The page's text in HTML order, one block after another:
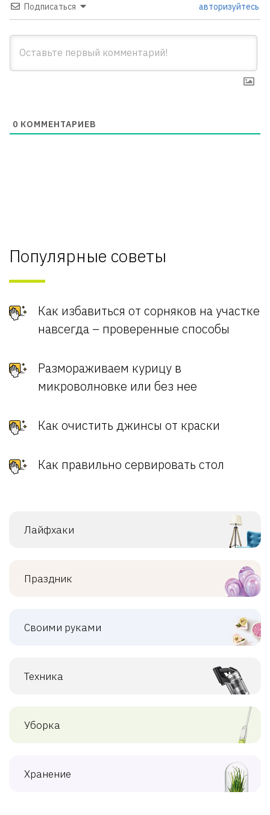
Подписаться авторизуйтесь
0 КОММЕНТАРИЕВ
Популярные советы
Как избавиться от сорняков на участке
навсегда – проверенные способы
Размораживаем курицу в
микроволновке или без нее
Как очистить джинсы от краски
Как правильно сервировать стол
Лайфхаки
Праздник
Своими руками
Техника
Уборка
Хранение